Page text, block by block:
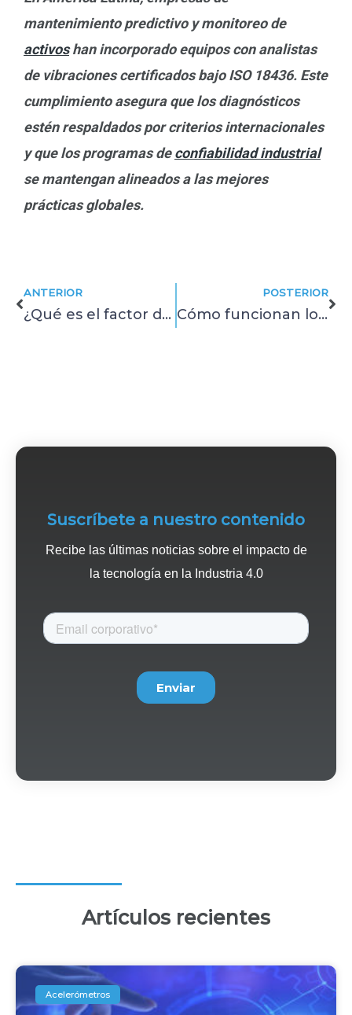
mantenimiento predictivo y monitoreo de
activos han incorporado equipos con analistas
de vibraciones certificados bajo ISO 18436. Este
cumplimiento asegura que los diagnósticos
estén respaldados por criterios internacionales
y que los programas deconfiabilidad industrial
se mantengan alineados a las mejores
prácticas globales.
ANTERIOR
¿Qué es el factor de potencia y cómo impacta en tus activos industriales?
POSTERIOR
Cómo funcionan los acelerómetros y los sensores de vibración
Suscríbete a nuestro contenido
Recibe las últimas noticias sobre el impacto de
la tecnología en la Industria 4.0
Artículos recientes
Acelerómetros